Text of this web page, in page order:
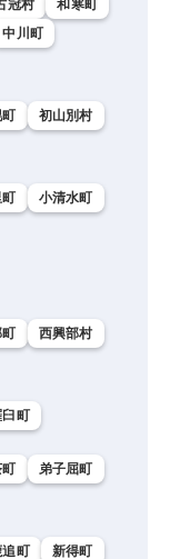
冠村
和寒町
中川町
初山別村
小清水町
西興部村
臼町
弟子屈町
追町 新得町